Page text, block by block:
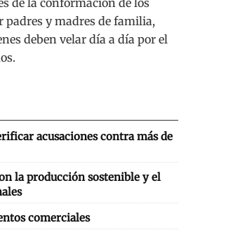
padres y madres de familia,
deben velar día a día por el
acusaciones contra más de
la producción sostenible y el
comerciales